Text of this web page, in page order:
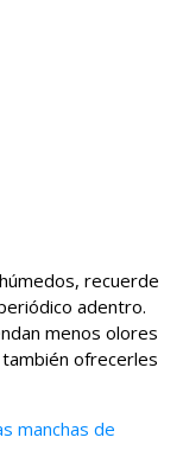
recuerde
adentro.
menos olores
ofrecerles
manchas de